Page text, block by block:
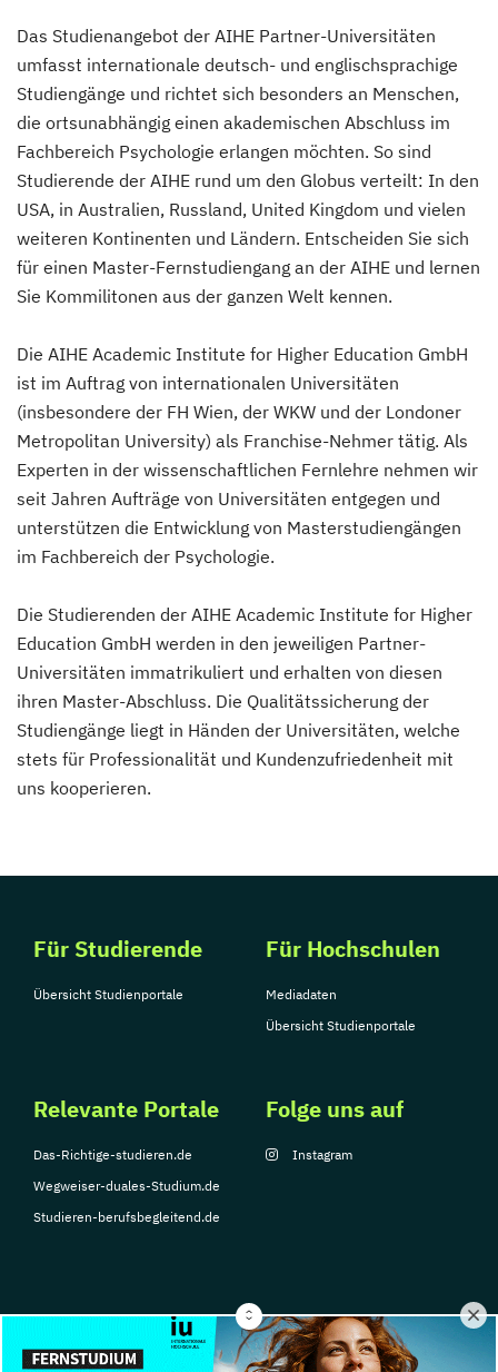
Das Studienangebot der AIHE Partner-Universitäten
umfasst internationale deutsch- und englischsprachige
Studiengänge und richtet sich besonders an Menschen,
die ortsunabhängig einen akademischen Abschluss im
Fachbereich Psychologie erlangen möchten. So sind
Studierende der AIHE rund um den Globus verteilt: In den
USA, in Australien, Russland, United Kingdom und vielen
weiteren Kontinenten und Ländern. Entscheiden Sie sich
für einen Master-Fernstudiengang an der AIHE und lernen
Sie Kommilitonen aus der ganzen Welt kennen.
Die AIHE Academic Institute for Higher Education GmbH
ist im Auftrag von internationalen Universitäten
(insbesondere der FH Wien, der WKW und der Londoner
Metropolitan University) als Franchise-Nehmer tätig. Als
Experten in der wissenschaftlichen Fernlehre nehmen wir
seit Jahren Aufträge von Universitäten entgegen und
unterstützen die Entwicklung von Masterstudiengängen
im Fachbereich der Psychologie.
Die Studierenden der AIHE Academic Institute for Higher
Education GmbH werden in den jeweiligen Partner-
Universitäten immatrikuliert und erhalten von diesen
ihren Master-Abschluss. Die Qualitätssicherung der
Studiengänge liegt in Händen der Universitäten, welche
stets für Professionalität und Kundenzufriedenheit mit
uns kooperieren.
Für Studierende
Übersicht Studienportale
Für Hochschulen
Mediadaten
Übersicht Studienportale
Relevante Portale
Das-Richtige-studieren.de
Wegweiser-duales-Studium.de
Studieren-berufsbegleitend.de
Folge uns auf
Instagram
© Copyright 2026, TarGroup Media GmbH